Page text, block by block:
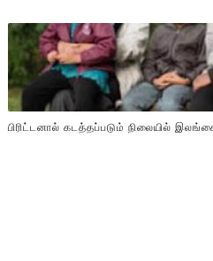
பிரிட்டனால் கடத்தப்படும் நிலையில்